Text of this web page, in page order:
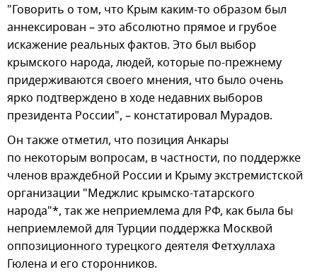
"Говорить о том, что Крым каким-то образом был
аннексирован – это абсолютно прямое и грубое
искажение реальных фактов. Это был выбор
крымского народа, людей, которые по-прежнему
придерживаются своего мнения, что было очень
ярко подтверждено в ходе недавних выборов
президента России", – констатировал Мурадов.
Он также отметил, что позиция Анкары
по некоторым вопросам, в частности, по поддержке
членов враждебной России и Крыму экстремистской
организации "Меджлис крымско-татарского
народа"*, так же неприемлема для РФ, как была бы
неприемлемой для Турции поддержка Москвой
оппозиционного турецкого деятеля Фетхуллаха
Гюлена и его сторонников.